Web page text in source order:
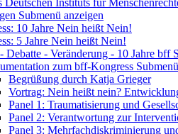
Deutschen Instituts für
Submenü anzeigen
10 Jahre Nein heißt Nein!
5 Jahre Nein heißt Nein!
Debatte - Veränderung - 10 Jahre bff
zum bff-Kongress
Begrüßung durch Katja Grieger
Vortrag: Nein heißt nein?
Panel 1: Traumatisierung und
Panel 2: Verantwortung zur
Panel 3: Mehrfachdiskriminierung